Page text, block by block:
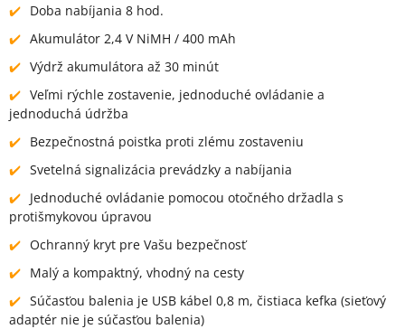
Doba nabíjania 8 hod.
Akumulátor 2,4 V NiMH / 400 mAh
Výdrž akumulátora až 30 minút
Veľmi rýchle zostavenie, jednoduché ovládanie a
jednoduchá údržba
Bezpečnostná poistka proti zlému zostaveniu
Svetelná signalizácia prevádzky a nabíjania
Jednoduché ovládanie pomocou otočného držadla s
protišmykovou úpravou
Ochranný kryt pre Vašu bezpečnosť
Malý a kompaktný, vhodný na cesty
Súčasťou balenia je USB kábel 0,8 m, čistiaca kefka (sieťový
adaptér nie je súčasťou balenia)